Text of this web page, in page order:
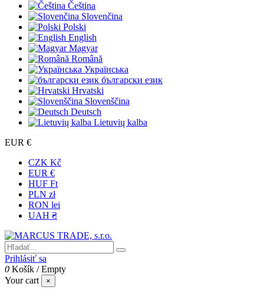
Čeština
Slovenčina
Polski
English
Magyar
Română
Українська
български език
Hrvatski
Slovenščina
Deutsch
Lietuvių kalba
EUR €
CZK Kč
EUR €
HUF Ft
PLN zł
RON lei
UAH ₴
Prihlásiť sa
0 Košík /Empty
Your cart
×